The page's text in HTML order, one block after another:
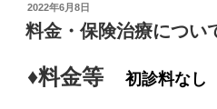
投
稿
日:
2022年6月8日
料金・保険治療につい
♦料金等 初診料なし